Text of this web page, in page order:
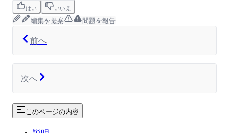
はい いいえ
編集を提案 問題を報告
前へ
次へ
このページの内容